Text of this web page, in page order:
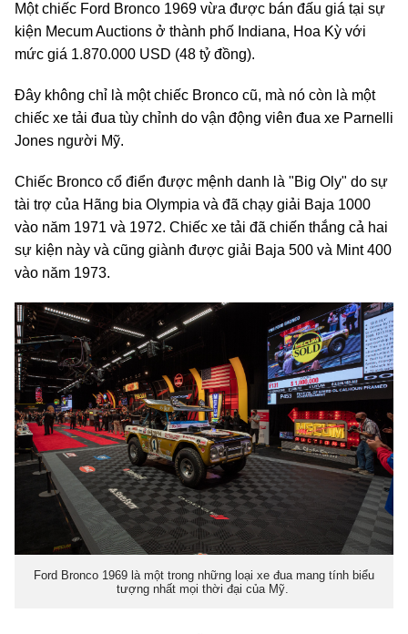
Một chiếc Ford Bronco 1969 vừa được bán đấu giá tại sự
kiện Mecum Auctions ở thành phố Indiana, Hoa Kỳ với
mức giá 1.870.000 USD (48 tỷ đồng).
Đây không chỉ là một chiếc Bronco cũ, mà nó còn là một
chiếc xe tải đua tùy chỉnh do vận động viên đua xe Parnelli
Jones người Mỹ.
Chiếc Bronco cổ điển được mệnh danh là "Big Oly" do sự
tài trợ của Hãng bia Olympia và đã chạy giải Baja 1000
vào năm 1971 và 1972. Chiếc xe tải đã chiến thắng cả hai
sự kiện này và cũng giành được giải Baja 500 và Mint 400
vào năm 1973.
Ford Bronco 1969 là một trong những loại xe đua mang tính biểu
tượng nhất mọi thời đại của Mỹ.